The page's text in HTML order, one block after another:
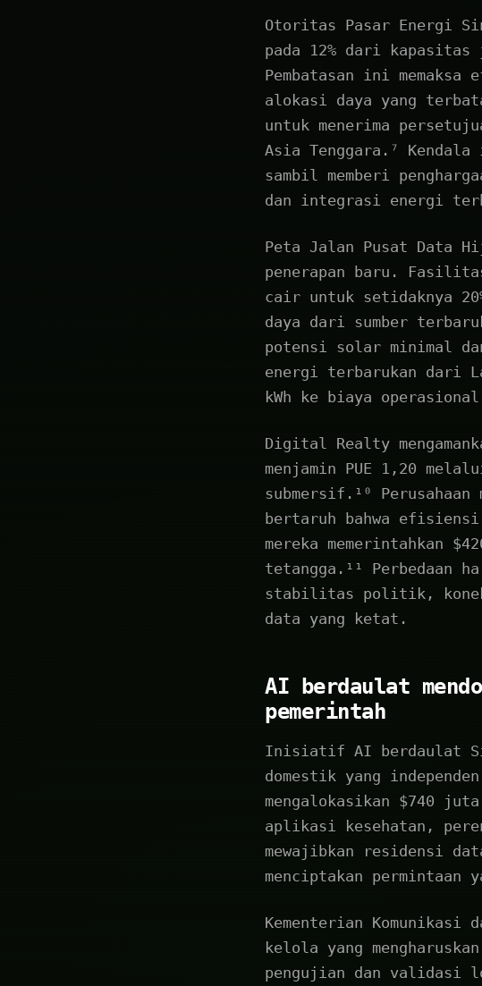
Otoritas Pasar Energi
pada 12% dari
Pembatasan ini
alokasi daya yang
untuk menerima
Asia Tenggara.⁷
sambil memberi
dan integrasi energi
Peta Jalan Pusat Data
penerapan baru. Fasilitas
cair untuk setidaknya
daya dari sumber
potensi solar minimal
energi terbarukan dari
kWh ke biaya
Digital Realty
menjamin PUE 1,20
submersif.¹⁰
bertaruh bahwa efisiensi
mereka memerintahkan
tetangga.¹¹ Perbedaan
stabilitas politik,
data yang ketat.
AI berdaulat
pemerintah
Inisiatif AI berdaulat
domestik yang
mengalokasikan $740
aplikasi kesehatan,
mewajibkan residensi
menciptakan
Kementerian
kelola yang
pengujian dan validasi